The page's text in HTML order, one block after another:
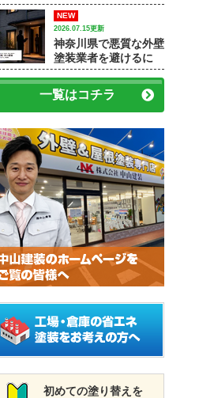
装で済むケースと屋根
修理が必要なケース
NEW
2026.07.15更新
神奈川県で悪質な外壁
塗装業者を避けるに
は？訪問販売・見積
書・保証で確認すべき
ポイント
一覧はコチラ
初めての塗り替えを